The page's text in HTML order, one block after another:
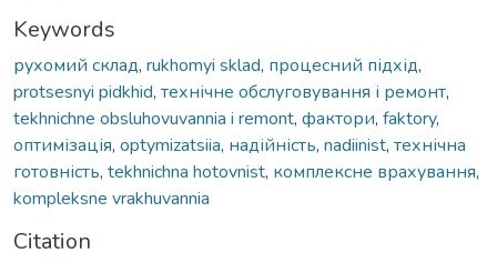
Keywords
рухомий склад, rukhomyi sklad, процесний підхід,
protsesnyi pidkhid, технічне обслуговування і ремонт,
tekhnichne obsluhovuvannia i remont, фактори, faktory,
оптимізація, optymizatsiia, надійність, nadiinist, технічна
готовність, tekhnichna hotovnist, комплексне врахування,
kompleksne vrakhuvannia
Citation